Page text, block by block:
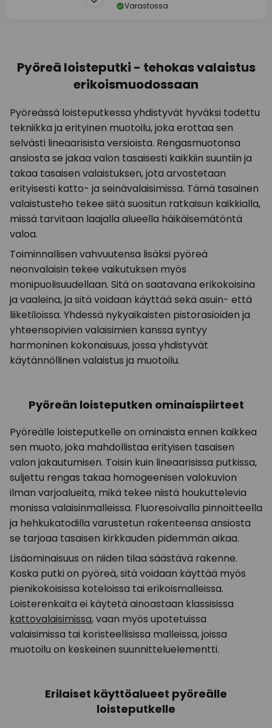
Varastossa
Pyöreä loisteputki - tehokas valaistus
erikoismuodossaan
Pyöreässä loisteputkessa yhdistyvät hyväksi todettu
tekniikka ja erityinen muotoilu, joka erottaa sen
selvästi lineaarisista versioista. Rengasmuotonsa
ansiosta se jakaa valon tasaisesti kaikkiin suuntiin ja
takaa tasaisen valaistuksen, jota arvostetaan
erityisesti katto- ja seinävalaisimissa. Tämä tasainen
valaistusteho tekee siitä suositun ratkaisun kaikkialla,
missä tarvitaan laajalla alueella häikäisemätöntä
valoa.
Toiminnallisen vahvuutensa lisäksi pyöreä
neonvalaisin tekee vaikutuksen myös
monipuolisuudellaan. Sitä on saatavana erikokoisina
ja vaaleina, ja sitä voidaan käyttää sekä asuin- että
liiketiloissa. Yhdessä nykyaikaisten pistorasioiden ja
yhteensopivien valaisimien kanssa syntyy
harmoninen kokonaisuus, jossa yhdistyvät
käytännöllinen valaistus ja muotoilu.
Pyöreän loisteputken ominaispiirteet
Pyöreälle loisteputkelle on ominaista ennen kaikkea
sen muoto, joka mahdollistaa erityisen tasaisen
valon jakautumisen. Toisin kuin lineaarisissa putkissa,
suljettu rengas takaa homogeenisen valokuvion
ilman varjoalueita, mikä tekee niistä houkuttelevia
monissa valaisinmalleissa. Fluoresoivalla pinnoitteella
ja hehkukatodilla varustetun rakenteensa ansiosta
se tarjoaa tasaisen kirkkauden pidemmän aikaa.
Lisäominaisuus on niiden tilaa säästävä rakenne.
Koska putki on pyöreä, sitä voidaan käyttää myös
pienikokoisissa koteloissa tai erikoismalleissa.
Loisterenkaita ei käytetä ainoastaan klassisissa
kattovalaisimissa, vaan myös upotetuissa
valaisimissa tai koristeellisissa malleissa, joissa
muotoilu on keskeinen suunnitteluelementti.
Erilaiset käyttöalueet pyöreälle
loisteputkelle